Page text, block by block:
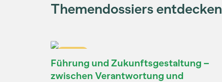
Themendossiers entdecken
Führung und Zukunftsgestaltung –
zwischen Verantwortung und